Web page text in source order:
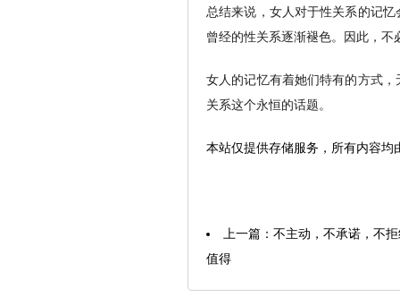
总结来说，女人对于性关系的记
曾经的性关系逐渐褪色。因此，
女人的记忆有着她们特有的方式
关系这个永恒的话题。
本站仅提供存储服务，所有内容
上一篇： 不主动，不承诺，不
值得